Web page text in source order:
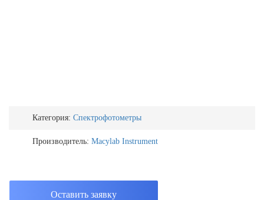
Категория: Спектрофотометры
Производитель: Macylab Instrument
Оставить заявку